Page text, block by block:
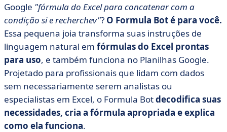
Google "fórmula do Excel para concatenar com a
condição si e recherchev"? O Formula Bot é para você.
Essa pequena joia transforma suas instruções de
linguagem natural em fórmulas do Excel prontas
para uso, e também funciona no Planilhas Google.
Projetado para profissionais que lidam com dados
sem necessariamente serem analistas ou
especialistas em Excel, o Formula Botdecodifica suas
necessidades, cria a fórmula apropriada e explica
como ela funciona.